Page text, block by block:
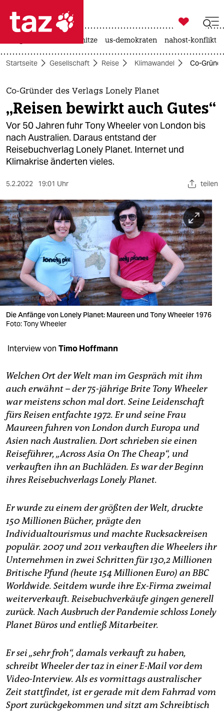
 taz zahl ich
taz zahl ich
themen
politik
öko
gesellschaft
kultur
sport
berlin
nord
wahrheit
verlag
verlag
shop
fragen & hilfe
unterstützen
abo
genossenschaft
epaper login

taz zahl ich
hitze us-demokraten nahost-konflikt
Startseite Gesellschaft Reise Klimawandel Co-
Co-Gründer des Verlags Lonely Planet
„Reisen bewirkt auch Gutes“
Vor 50 Jahren fuhr Tony Wheeler von London bis
nach Australien. Daraus entstand der
Reisebuchverlag Lonely Planet. Internet und
Klimakrise änderten vieles.
5.2.2022 19:01 Uhr teilen
Die Anfänge von Lonely Planet: Maureen und Tony Wheeler 1976
Foto: Tony Wheeler
Interview von Timo Hoffmann
Welchen Ort der Welt man im Gespräch mit ihm
auch erwähnt – der 75-jährige Brite Tony Wheeler
war meistens schon mal dort. Seine Leidenschaft
fürs Reisen entfachte 1972. Er und seine Frau
Maureen fuhren von London durch Europa und
Asien nach Australien. Dort schrieben sie einen
Reiseführer, „Across Asia On The Cheap“, und
verkauften ihn an Buchläden. Es war der Beginn
ihres Reisebuchverlags Lonely Planet.
Er wurde zu einem der größten der Welt, druckte
150 Millionen Bücher, prägte den
Individualtourismus und machte Rucksackreisen
populär. 2007 und 2011 verkauften die Wheelers ihr
Unternehmen in zwei Schritten für 130,2 Millionen
Britische Pfund (heute 154 Millionen Euro) an BBC
Worldwide. Seitdem wurde ihre Ex-Firma zweimal
weiterverkauft. Reisebuchverkäufe gingen generell
zurück. Nach Ausbruch der Pandemie schloss Lonely
Planet Büros und entließ Mitarbeiter.
Er sei „sehr froh“, damals verkauft zu haben,
schreibt Wheeler der taz in einer E-Mail vor dem
Video-Interview. Als es vormittags australischer
Zeit stattfindet, ist er gerade mit dem Fahrrad vom
Sport zurückgekommen und sitzt am Schreibtisch